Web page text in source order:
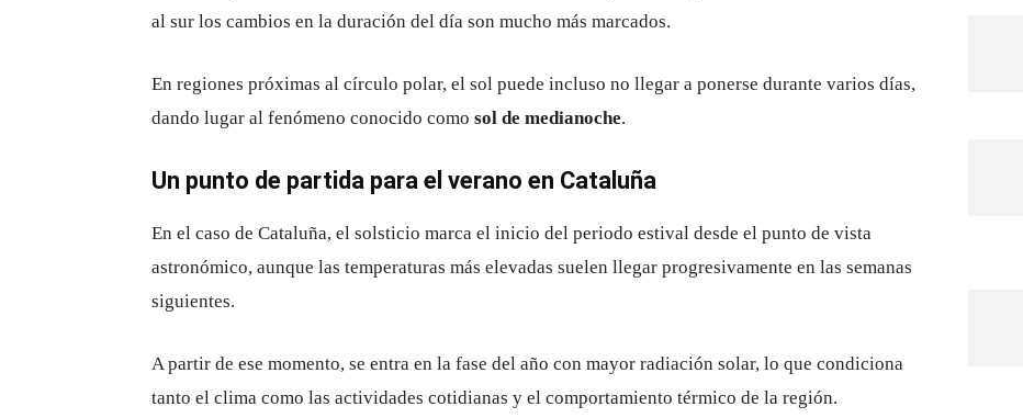
al sur los cambios en la duración del día son mucho más marcados.
En regiones próximas al círculo polar, el sol puede incluso no llegar a ponerse durante varios días,
dando lugar al fenómeno conocido como sol de medianoche.
Un punto de partida para el verano en Cataluña
En el caso de Cataluña, el solsticio marca el inicio del periodo estival desde el punto de vista
astronómico, aunque las temperaturas más elevadas suelen llegar progresivamente en las semanas
siguientes.
A partir de ese momento, se entra en la fase del año con mayor radiación solar, lo que condiciona
tanto el clima como las actividades cotidianas y el comportamiento térmico de la región.